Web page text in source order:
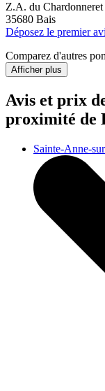
Z.A. du Chardonneret
35680 Bais
Déposez le premier
Comparez d'autres
Afficher plus
Avis et prix
proximité de
Sainte-Anne-